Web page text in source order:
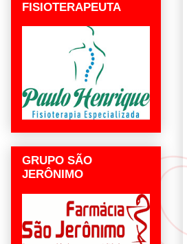
FISIOTERAPEUTA
GRUPO SÃO
JERÔNIMO